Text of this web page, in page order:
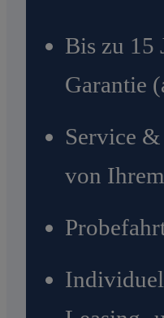
Bis zu 15
Garantie
Service
von